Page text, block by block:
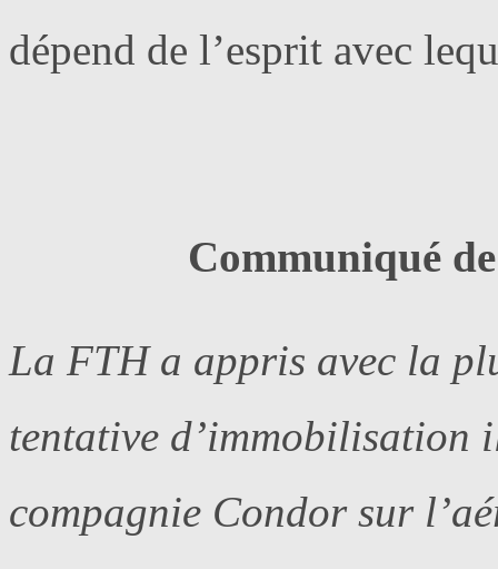
dépend de l’esprit avec
Communiqué
La FTH a appris avec la
tentative d’immobilisation
compagnie Condor sur